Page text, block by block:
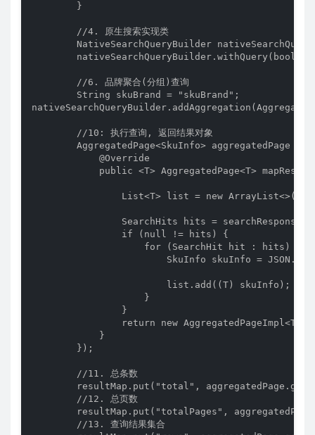
        }
        //4. 原生搜索实现类
NativeSearchQueryBuilder
        //6. 品牌聚合(分组)查询
        String skuBrand = "skuBrand";
        //10: 执行查询, 返回结果对象
AggregatedPage<SkuInfo> aggregatedPage =
            @Override
public <T> AggregatedPage<T>
                List<T> list = new ArrayList<>();
SearchHits hits =
                if (null != hits) {
                    for (SearchHit hit : hits) {
SkuInfo skuInfo =
                        list.add((T) skuInfo);
                    }
                }
return new
            }
        });
        //11. 总条数
resultMap.put("total",
        //12. 总页数
resultMap.put("totalPages",
        //13. 查询结果集合